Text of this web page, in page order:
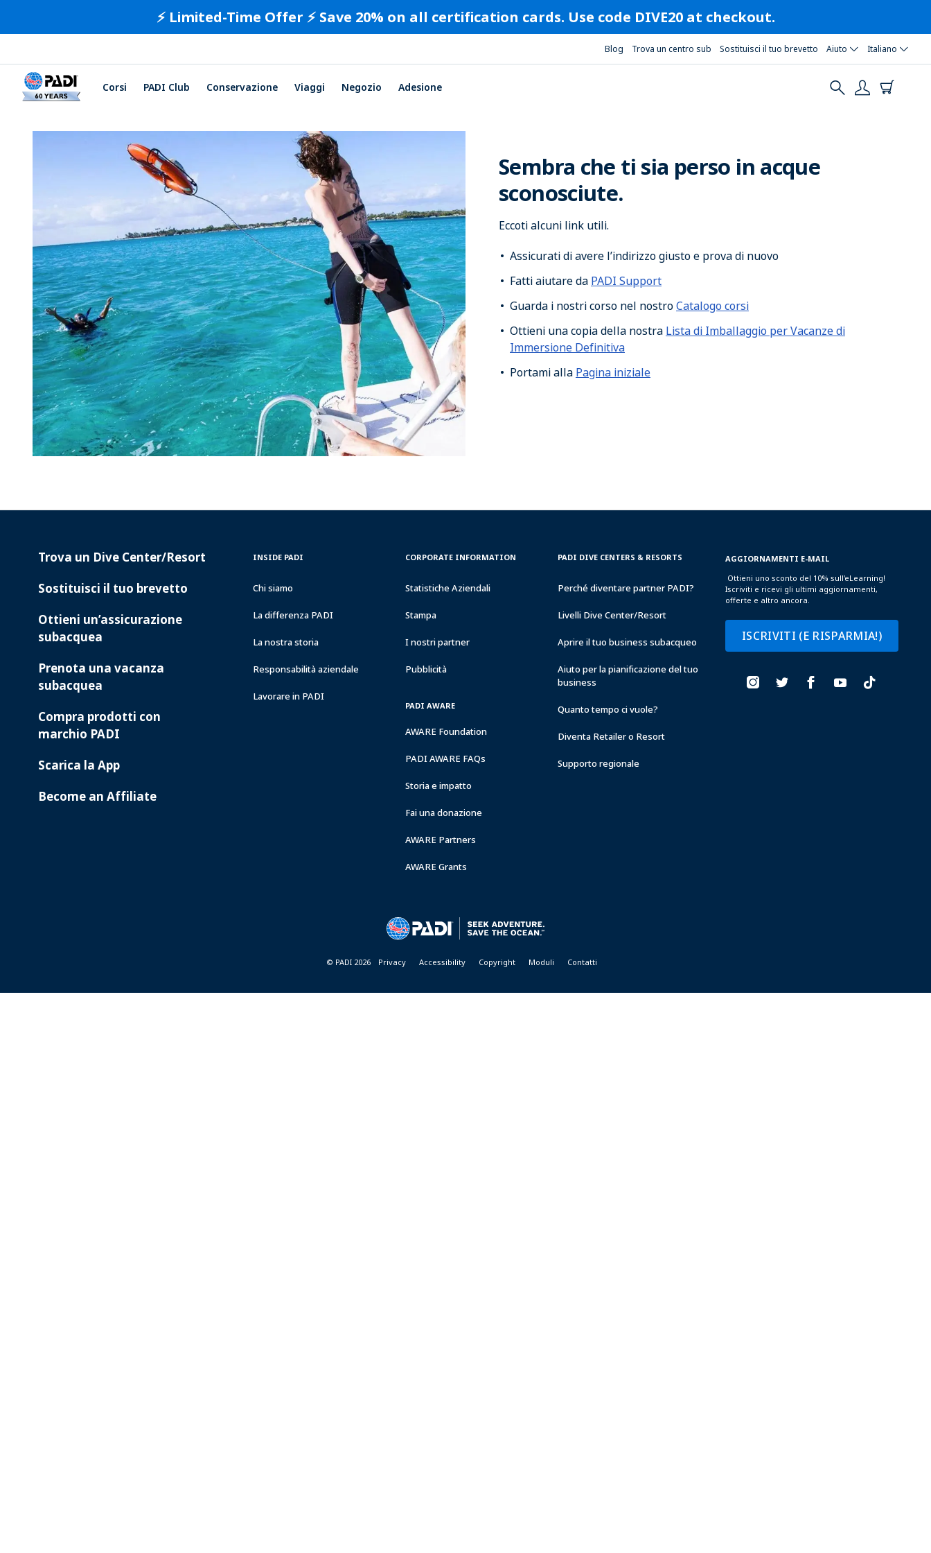
⚡️ Limited-Time Offer ⚡️ Save 20% on all certification cards. Use code DIVE20 at checkout.
Blog Trova un centro sub Sostituisci il tuo brevetto Aiuto Italiano
Corsi PADI Club Conservazione Viaggi Negozio Adesione
Sembra che ti sia perso in acque
sconosciute.
Eccoti alcuni link utili.
Assicurati di avere l’indirizzo giusto e prova di nuovo
Fatti aiutare da PADI Support
Guarda i nostri corso nel nostroCatalogo corsi
Ottieni una copia della nostra Lista di Imballaggio per Vacanze di
Immersione Definitiva
Portami alla Pagina iniziale
AGGIORNAMENTI E-MAIL
Ottieni uno sconto del 10% sull'eLearning!
Iscriviti e ricevi gli ultimi aggiornamenti,
offerte e altro ancora.
ISCRIVITI (E RISPARMIA!)
PADI
Trova un Dive Center/Resort
Sostituisci il tuo brevetto
Ottieni un’assicurazione
subacquea
Prenota una vacanza
subacquea
Compra prodotti con
marchio PADI
Scarica la App
Become an Affiliate
INSIDE
INSIDE PADI
Chi siamo
La differenza PADI
La nostra storia
Responsabilità aziendale
Lavorare in PADI
CORPORATE
CORPORATE INFORMATION
Statistiche Aziendali
Stampa
I nostri partner
Pubblicità
PADI AWARE
AWARE Foundation
PADI AWARE FAQs
Storia e impatto
Fai una donazione
AWARE Partners
AWARE Grants
PADI
PADI DIVE CENTERS & RESORTS
Perché diventare partner PADI?
Livelli Dive Center/Resort
Aprire il tuo business subacqueo
Aiuto per la pianificazione del tuo
business
Quanto tempo ci vuole?
Diventa Retailer o Resort
Supporto regionale
© PADI 2026 Privacy Accessibility Copyright Moduli Contatti